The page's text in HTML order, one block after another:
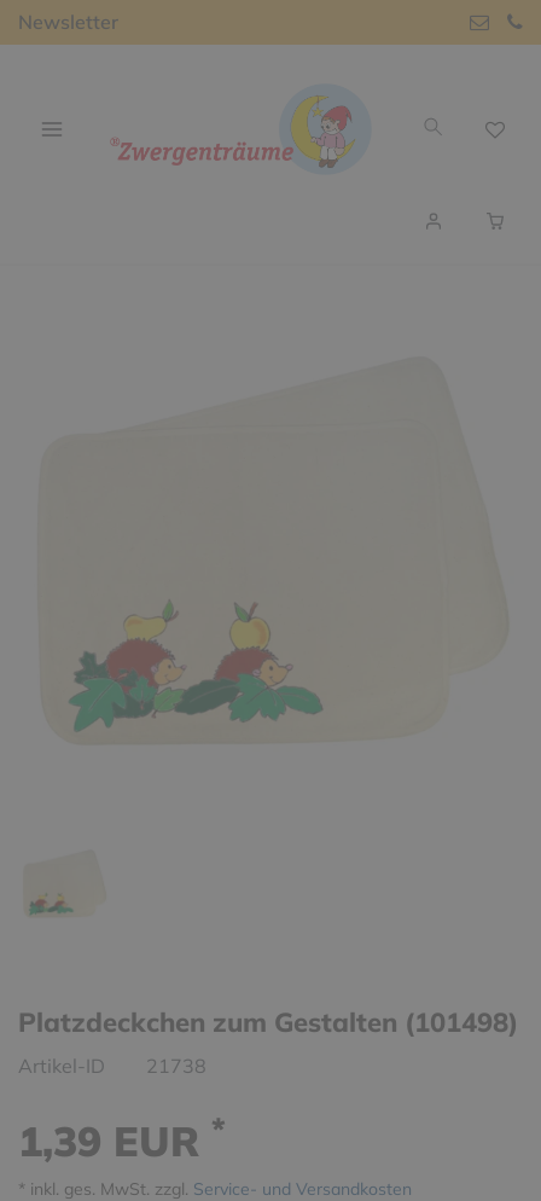
Newsletter
Platzdeckchen zum Gestalten (101498)
Artikel-ID 21738
1,39 EUR *
* inkl. ges. MwSt. zzgl. Service- und Versandkosten